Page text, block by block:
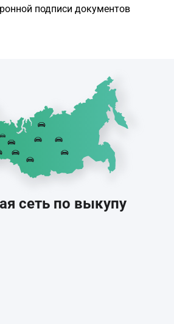
подписи документов
сеть по выкупу